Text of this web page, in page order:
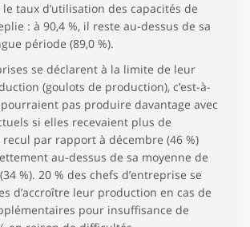
le taux d’utilisation des capacités de
: à 90,4 %, il reste au-dessus de sa
période (89,0 %).
se déclarent à la limite de leur
(goulots de production), c’est-à-
pas produire davantage avec
si elles recevaient plus de
par rapport à décembre (46 %)
au-dessus de sa moyenne de
%). 20 % des chefs d’entreprise se
d’accroître leur production en cas de
pour insuffisance de